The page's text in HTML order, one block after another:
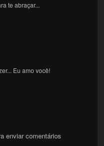
te abraçar...
Eu amo você!
enviar comentários